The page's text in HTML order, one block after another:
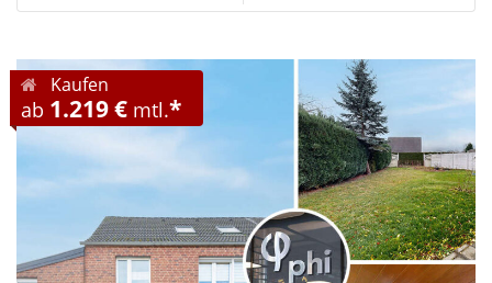
Kaufen
ab 1.219 € mtl.*